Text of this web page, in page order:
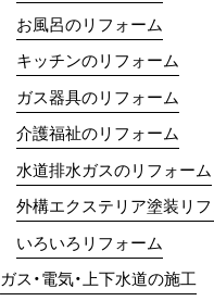
お風呂のリフォーム
キッチンのリフォーム
ガス器具のリフォーム
介護福祉のリフォーム
水道排水ガスのリフォーム
外構エクステリア塗装リ
いろいろリフォーム
ガス・電気・上下水道の施工